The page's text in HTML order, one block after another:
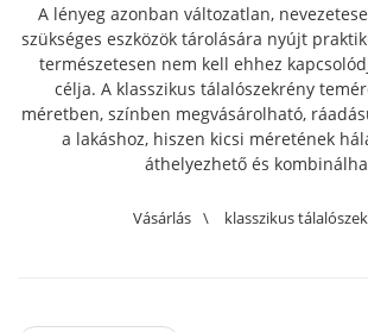
A lényeg azonban változatlan,
szükséges eszközök tárolására nyújt
természetesen nem kell ehhez
célja. A klasszikus tálalószekrény
méretben, színben megvásárolható,
a lakáshoz, hiszen kicsi méretének
áthelyezhető és
Vásárlás \ klasszikus